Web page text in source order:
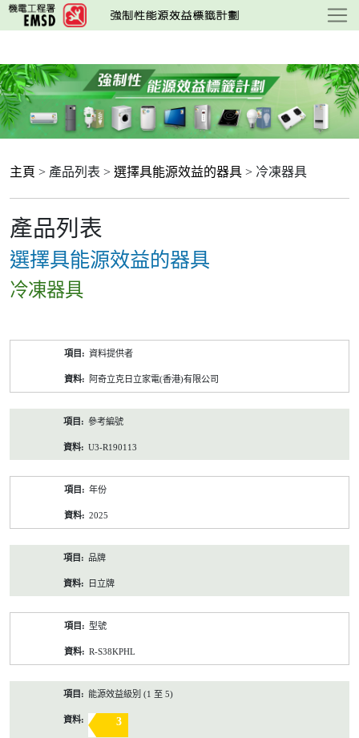
跳
至
要
內
容
主頁 > 產品列表 > 選擇具能源效益的器具 > 冷凍器具
產品列表
選擇具能源效益的器具
冷凍器具
資料提供者
阿奇立克日立家電(香港)有限公司
參考編號
U3-R190113
年份
2025
品牌
日立牌
型號
R-S38KPHL
能源效益級別 (1 至 5)
3